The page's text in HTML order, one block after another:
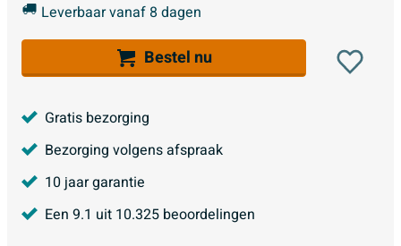
Leverbaar vanaf 8 dagen
Bestel nu
Gratis bezorging
Bezorging volgens afspraak
10 jaar garantie
Een 9.1 uit 10.325 beoordelingen